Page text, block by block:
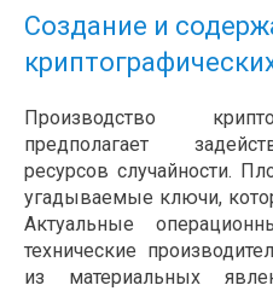
Создание и
Производство
предполагает
ресурсов случайности.
угадываемые ключи,
Актуальные
технические
из материальных